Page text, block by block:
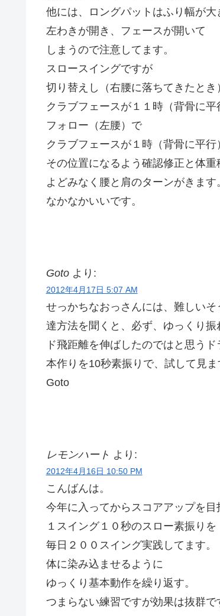
他には、ロングパットはふり幅が大
左わきが開き、フェースが開いて
しまうので注意してます。
スロースイングですが
切り替えし（右腰に落ちてきたとき
クラブフェースが１１時（背骨に平
フォロー（左腰）で
クラブフェースが１時（背骨に平行
その位置になるよう確認修正と体重
よどみなく腰と肩のターンがきます
なかなかいいです。
Goto より:
2012年4月17日 5:07 AM
せっかちなおっさんには、難しい
達方法を聞くと、必ず、ゆっくり
ド飛距離を伸ばしたのではと思う
本作りを10秒素振りで、試して見
Goto
レモンハート より:
2012年4月16日 10:50 PM
こんばんは。
今年に入ってからスコアアップを目
１スイング１０秒のスロー素振りを
毎日２００スイング実践してます。
体に染み込ませるように
ゆっくり基本動作を繰り返す。
つまらない練習ですが効果は抜群で